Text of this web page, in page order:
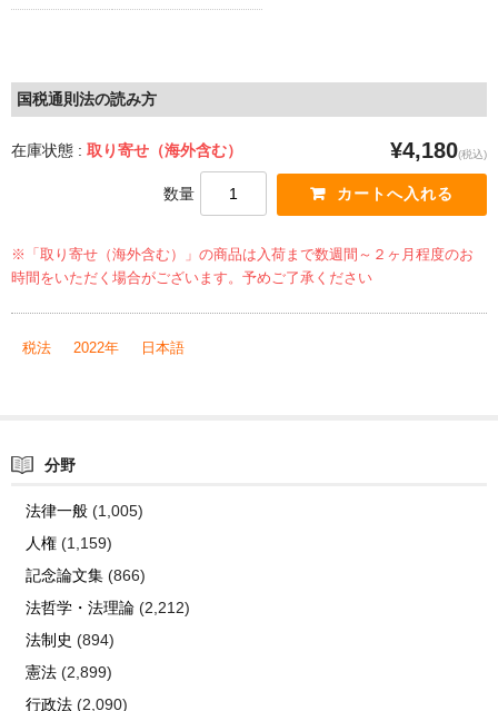
国税通則法の読み方
在庫状態 : 取り寄せ（海外含む） ¥4,180(税込)
数量
※「取り寄せ（海外含む）」の商品は入荷まで数週間～２ヶ月程度のお
時間をいただく場合がございます。予めご了承ください
税法 2022年 日本語
分野
法律一般(1,005)
人権(1,159)
記念論文集(866)
法哲学・法理論(2,212)
法制史 (894)
憲法(2,899)
行政法(2,090)